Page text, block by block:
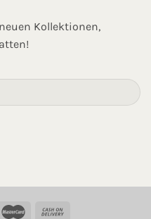
Kollektionen,